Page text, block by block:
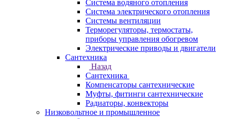
Система водяного отопления
Система электрического отопления
Системы вентиляции
Терморегуляторы, термостаты,
приборы управления обогревом
Электрические приводы и двигатели
Сантехника
Назад
Сантехника
Компенсаторы сантехнические
Муфты, фитинги сантехнические
Радиаторы, конвекторы
Низковольтное и промышленное